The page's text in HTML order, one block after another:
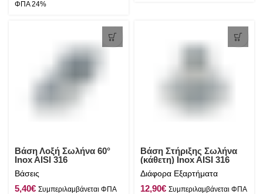
Βάση Λοξή Σωλήνα 60°
Inox AISI 316
Βάσεις
€
Βάση Στήριξης Σωλήνα
(κάθετη) Inox AISI 316
Διάφορα Εξαρτήματα
€